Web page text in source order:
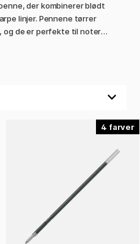
der kombinerer blødt
linjer. Pennene tørrer
og de er perfekte til noter,
som giver samme jævne
får du et komplet og
4